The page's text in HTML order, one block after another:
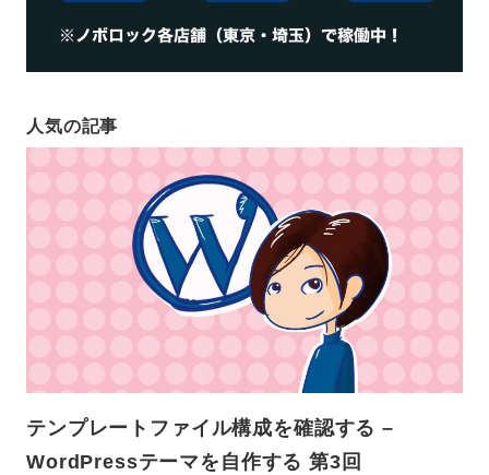
人気の記事
テンプレートファイル構成を確認する –
WordPressテーマを自作する 第3回